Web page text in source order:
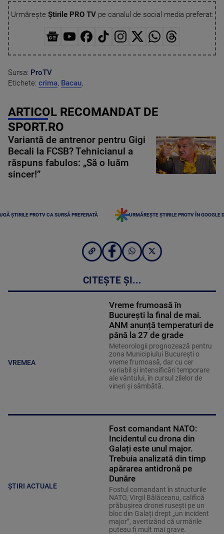
Urmărește Știrile PRO TVpe canalul de social media preferat:
Sursa: ProTV
Etichete: crima, Bacau,
ARTICOL RECOMANDAT DE
SPORT.RO
Variantă de antrenor pentru Gigi
Becali la FCSB? Tehnicianul a
răspuns fabulos: „Să o luăm
sincer!”
ȘTIRILE PROTV CA SURSĂ PREFERATĂ URMĂREȘTE ȘTIRILE PROTV ÎN GOOGLE
CITEȘTE ȘI...
VREMEA
Vreme frumoasă în
București la final de mai.
ANM anunță temperaturi de
până la 27 de grade
Meteorologii prognozează pentru
zona Municipiului Bucureşti o
vreme frumoasă, dar cu cer
variabil şi intensificări temporare
ale vântului, în cursul zilelor de
vineri şi sâmbătă.
ȘTIRI ACTUALE
Fost comandant NATO:
Incidentul cu drona din
Galați este unul major.
Trebuia analizată din timp
apărarea antidronă pe
Dunăre
Fostul comandant în structurile
NATO, Virgil Bălăceanu, califică
prăbușirea dronei rusești pe un
bloc din Galați drept „un incident
major”, avertizând că urmările
puteau fi mult mai grave.